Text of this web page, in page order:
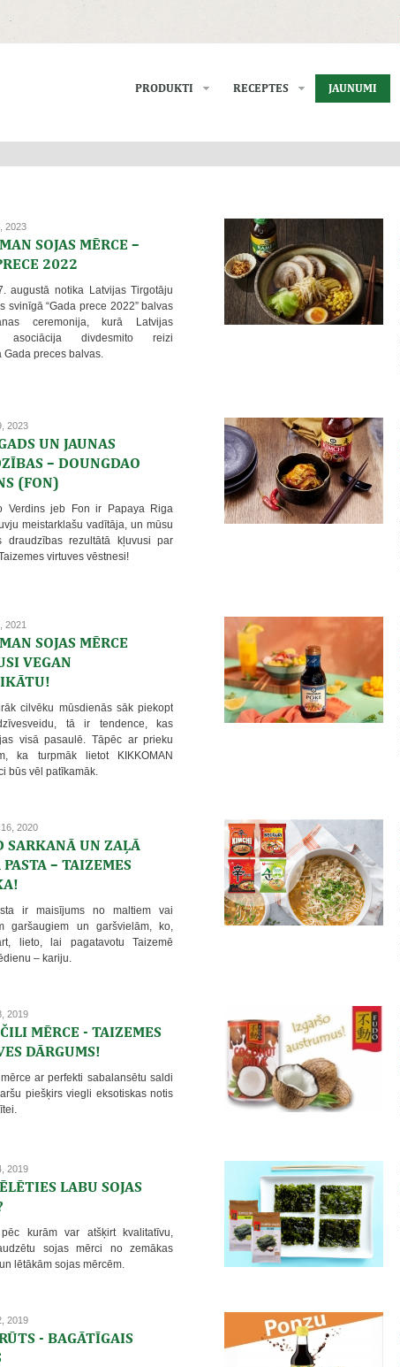
PRODUKTI RECEPTES JAUNUMI
2023
SOJAS MĒRCE –
2022
augustā notika Latvijas Tirgotāju
svinīgā “Gada prece 2022” balvas
ceremonija, kurā Latvijas
asociācija divdesmito reizi
Gada preces balvas.
2023
UN JAUNAS
– DOUNGDAO
(FON)
Verdins jeb Fon ir Papaya Riga
meistarklašu vadītāja, un mūsu
draudzības rezultātā kļuvusi par
virtuves vēstnesi!
2021
SOJAS MĒRCE
VEGAN
cilvēku mūsdienās sāk piekopt
tā ir tendence, kas
visā pasaulē. Tāpēc ar prieku
ka turpmāk lietot KIKKOMAN
būs vēl patīkamāk.
2020
SARKANĀ UN ZAĻĀ
– TAIZEMES
ir maisījums no maltiem vai
garšaugiem un garšvielām, ko,
lieto, lai pagatavotu Taizemē
– kariju.
2019
MĒRCE - TAIZEMES
DĀRGUMS!
ar perfekti sabalansētu saldi
piešķirs viegli eksotiskas notis
2019
LABU SOJAS
pēc kurām var atšķirt kvalitatīvu,
sojas mērci no zemākas
lētākām sojas mērcēm.
2019
- BAGĀTĪGAIS